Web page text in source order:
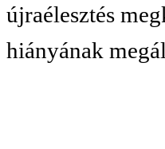
újraélesztés
hiányának